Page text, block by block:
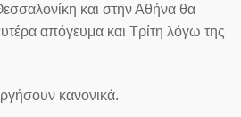
και στην Αθήνα θα
απόγευμα και Τρίτη λόγω της
κανονικά.